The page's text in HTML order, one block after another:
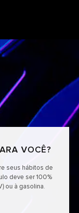
VOCÊ?
seus hábitos de
deve ser 100%
ou à gasolina.